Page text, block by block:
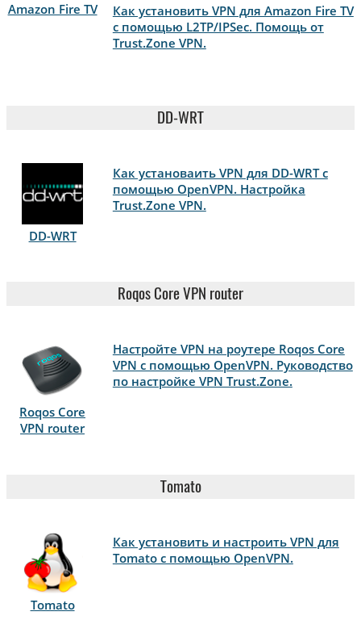
Amazon Fire TV
Как установить VPN для Amazon Fire TV
с помощью L2TP/IPSec. Помощь от
Trust.Zone VPN.
DD-WRT
DD-WRT
Как установаить VPN для DD-WRT с
помощью OpenVPN. Настройка
Trust.Zone VPN.
Roqos Core VPN router
Roqos Core
VPN router
Настройте VPN на роутере Roqos Core
VPN с помощью OpenVPN. Руководство
по настройке VPN Trust.Zone.
Tomato
Tomato
Как установить и настроить VPN для
Tomato с помощью OpenVPN.